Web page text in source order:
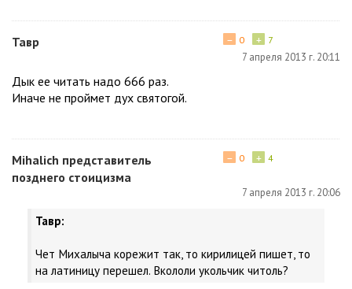
Тавр + 7
− 0
7 апреля 2013 г. 20:11
Дык ее читать надо 666 раз.
Иначе не проймет дух святогой.
Мihalich представитель
позднего стоицизма
+ 4
− 0
7 апреля 2013 г. 20:06
Тавр:
Чет Михалыча корежит так, то кирилицей пишет, то
на латиницу перешел. Вкололи укольчик читоль?